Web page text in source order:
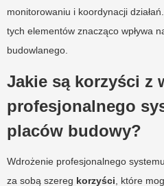
monitorowaniu i koordynacji
tych elementów znacząco wpływa
budowlanego.
Jakie są korzyści z
profesjonalnego
placów budowy?
Wdrożenie profesjonalnego
za sobą szereg korzyści, które